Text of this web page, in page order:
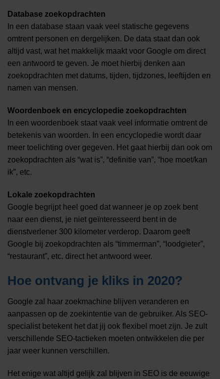
Database zoekopdrachten
In een database staan vaak veel statische gegevens
omtrent personen en dergelijken. De data staat dan ook
altijd vast, wat het makkelijk maakt voor Google om direct
een antwoord te geven. Je moet hierbij denken aan
zoekopdrachten met datums, tijden, tijdzones, leeftijden en
namen van mensen.
Woordenboek en encyclopedie zoekopdrachten
In een woordenboek staat vaak veel informatie omtrent de
betekenis van woorden. In een encyclopedie wordt daar
meer toelichting over gegeven. Het gaat hierbij dan ook om
zoekopdrachten als “wat is”, “definitie van”, “hoe moet/kan
ik”, etc.
Lokale zoekopdrachten
Google begrijpt heel goed dat wanneer je op zoek bent
naar een dienst, je niet geïnteresseerd bent in de
dienstverlener 300 kilometer verderop. Daarom geeft
Google bij zoekopdrachten als “timmerman”, “loodgieter”,
“restaurant”, etc. direct het antwoord weer.
Hoe ontvang je kliks in 2020?
Google zal haar zoekmachine blijven veranderen en
aanpassen op de zoekintentie van de gebruiker. Als SEO-
specialist betekent het dat jij ook flexibel moet zijn. Je zult
verschillende SEO-tactieken moeten ontwikkelen die per
jaar weer kunnen verschillen.
Het enige wat altijd gelijk zal blijven in SEO is de eeuwige